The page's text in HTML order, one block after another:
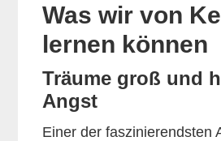
Was wir von
lernen können
Träume groß und
Angst
Einer der faszinierendsten